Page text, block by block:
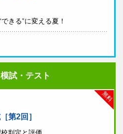
きる”に変える夏！
模試・テスト
無料
第2回］